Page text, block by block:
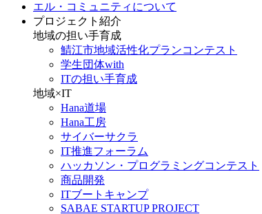
エル・コミュニティについて
プロジェクト紹介
地域の担い手育成
鯖江市地域活性化プランコンテスト
学生団体with
ITの担い手育成
地域×IT
Hana道場
Hana工房
サイバーサクラ
IT推進フォーラム
ハッカソン・プログラミングコンテスト
商品開発
ITブートキャンプ
SABAE STARTUP PROJECT